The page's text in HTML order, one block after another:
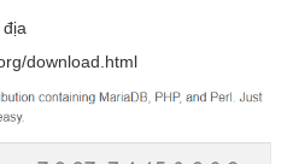
địa
download.html